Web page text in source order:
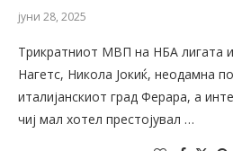
јуни 28, 2025
Трикратниот МВП на НБА лигата
Нагетс, Никола Јокиќ, неодамна
италијанскиот град Ферара, а
чиј мал хотел престојувал …